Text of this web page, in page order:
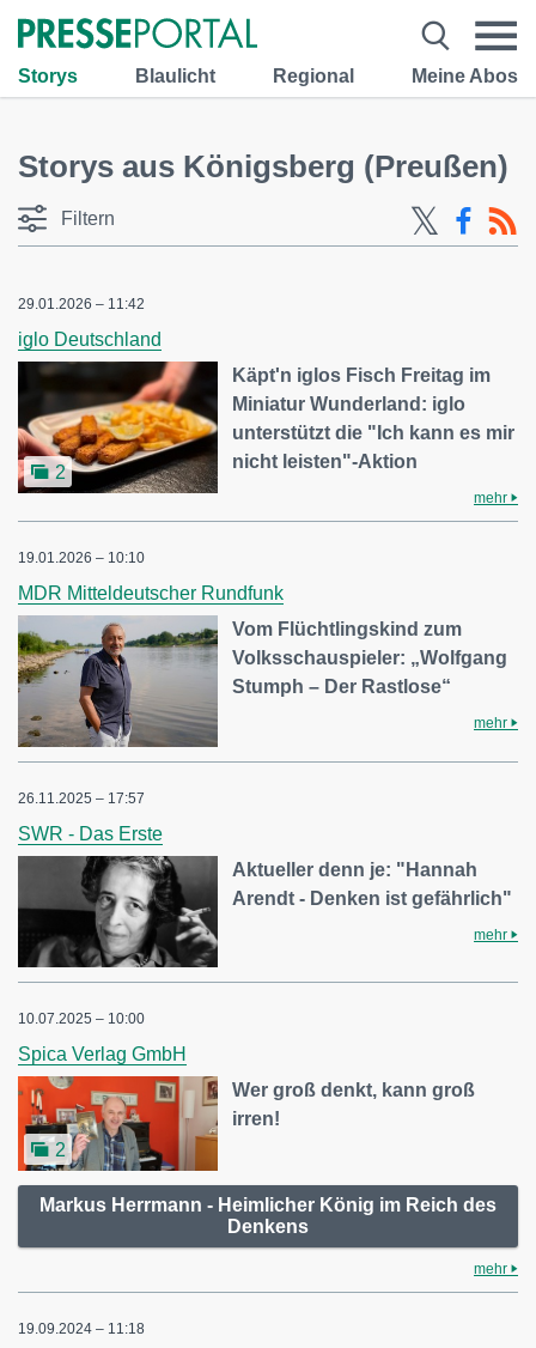
Storys Blaulicht Regional Meine Abos
Storys aus Königsberg (Preußen)
Filtern
29.01.2026 – 11:42
iglo Deutschland
2
Käpt'n iglos Fisch Freitag im
Miniatur Wunderland: iglo
unterstützt die "Ich kann es mir
nicht leisten"-Aktion
mehr
19.01.2026 – 10:10
MDR Mitteldeutscher Rundfunk
Vom Flüchtlingskind zum
Volksschauspieler: „Wolfgang
Stumph – Der Rastlose“
mehr
26.11.2025 – 17:57
SWR - Das Erste
Aktueller denn je: "Hannah
Arendt - Denken ist gefährlich"
mehr
10.07.2025 – 10:00
Spica Verlag GmbH
2
Wer groß denkt, kann groß
irren!
Markus Herrmann - Heimlicher König im Reich des
Denkens
mehr
19.09.2024 – 11:18